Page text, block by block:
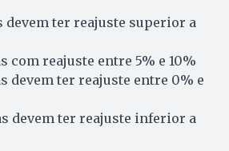
ter reajuste superior a
com reajuste entre 5% e 10%
devem ter reajuste entre 0% e
devem ter reajuste inferior a